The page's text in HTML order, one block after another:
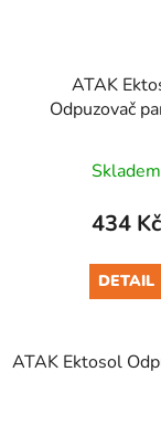
ATAK
Odpuzovač
Skladem
434 Kč
DETAIL
ATAK Ektosol